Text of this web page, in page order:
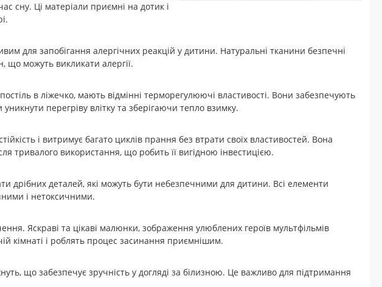
сну. Ці матеріали приємні на дотик і
для запобігання алергічних реакцій у дитини. Натуральні тканини безпечні
що можуть викликати алергії.
в ліжечко, мають відмінні терморегулюючі властивості. Вони забезпечують
перегріву влітку та зберігаючи тепло взимку.
і витримує багато циклів прання без втрати своїх властивостей. Вона
тривалого використання, що робить її вигідною інвестицією.
дрібних деталей, які можуть бути небезпечними для дитини. Всі елементи
і нетоксичними.
Яскраві та цікаві малюнки, зображення улюблених героїв мультфільмів
кімнаті і роблять процес засинання приємнішим.
що забезпечує зручність у догляді за білизною. Це важливо для підтримання